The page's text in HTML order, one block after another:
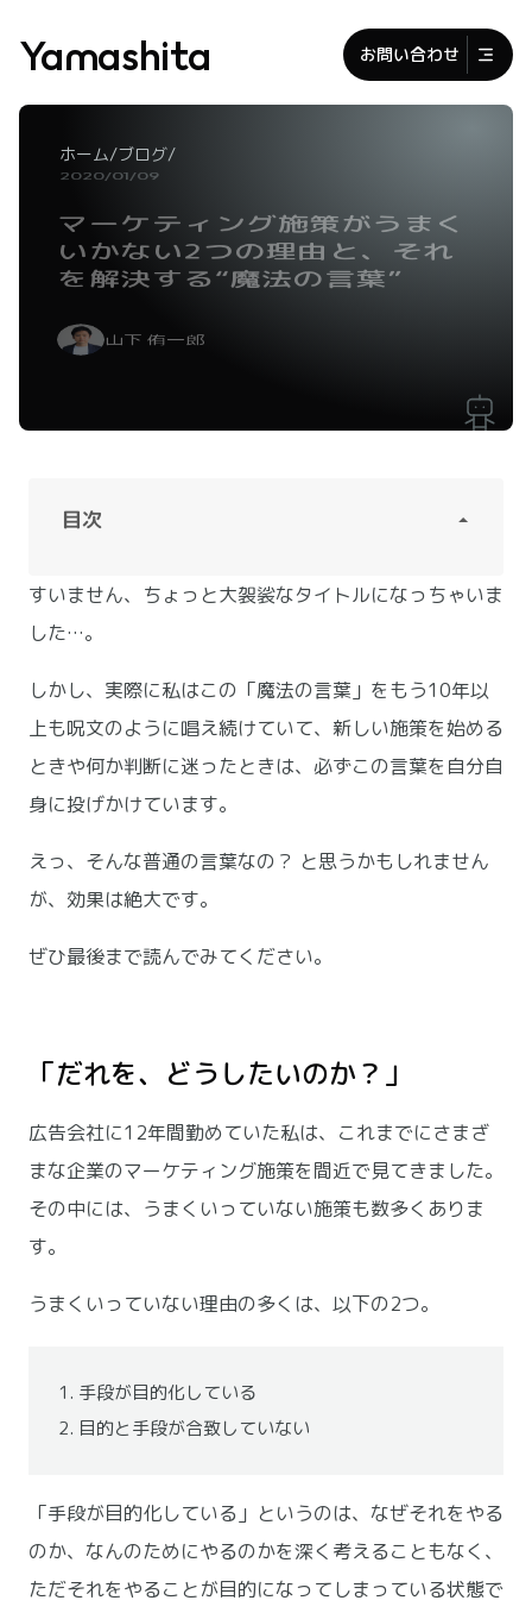
Yamashita お問い合わせ
ホーム/ブログ/
2020/01/09
マーケティング施策がうまく
いかない2つの理由と、それ
を解決する“魔法の言葉”
山下 侑一郎
目次
すいません、ちょっと大袈裟なタイトルになっちゃいま
した…。
しかし、実際に私はこの「魔法の言葉」をもう10年以
上も呪文のように唱え続けていて、新しい施策を始める
ときや何か判断に迷ったときは、必ずこの言葉を自分自
身に投げかけています。
えっ、そんな普通の言葉なの？ と思うかもしれません
が、効果は絶大です。
ぜひ最後まで読んでみてください。
「だれを、どうしたいのか？」
広告会社に12年間勤めていた私は、これまでにさまざ
まな企業のマーケティング施策を間近で見てきました。
その中には、うまくいっていない施策も数多くありま
す。
うまくいっていない理由の多くは、以下の2つ。
1. 手段が目的化している
2. 目的と手段が合致していない
「手段が目的化している」というのは、なぜそれをやる
のか、なんのためにやるのかを深く考えることもなく、
ただそれをやることが目的になってしまっている状態で